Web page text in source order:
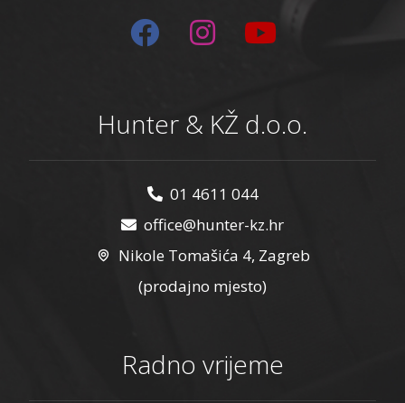
Hunter & KŽ d.o.o.
01 4611 044
office@hunter-kz.hr
Nikole Tomašića 4, Zagreb
(prodajno mjesto)
Radno vrijeme